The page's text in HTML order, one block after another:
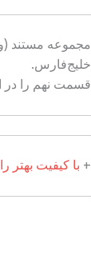
مجموعه مستند
خلیج‌فارس.
قسمت نهم را در
+ با کیفیت بهتر